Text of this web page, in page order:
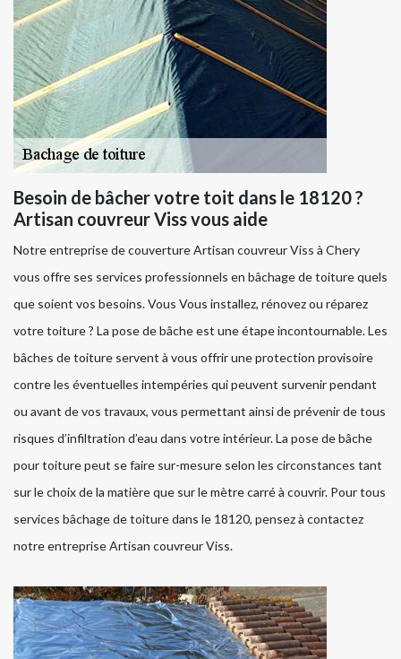
Besoin de bâcher votre toit dans le 18120 ?
Artisan couvreur Viss vous aide
Notre entreprise de couverture Artisan couvreur Viss à Chery
vous offre ses services professionnels en bâchage de toiture quels
que soient vos besoins. Vous Vous installez, rénovez ou réparez
votre toiture ? La pose de bâche est une étape incontournable. Les
bâches de toiture servent à vous offrir une protection provisoire
contre les éventuelles intempéries qui peuvent survenir pendant
ou avant de vos travaux, vous permettant ainsi de prévenir de tous
risques d’infiltration d’eau dans votre intérieur. La pose de bâche
pour toiture peut se faire sur-mesure selon les circonstances tant
sur le choix de la matière que sur le mètre carré à couvrir. Pour tous
services bâchage de toiture dans le 18120, pensez à contactez
notre entreprise Artisan couvreur Viss.